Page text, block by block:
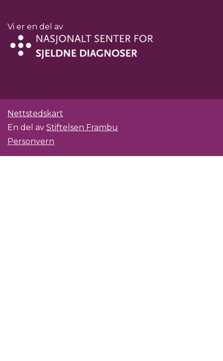
Vi er en del av
Nettstedskart
En del av Stiftelsen Frambu
Personvern